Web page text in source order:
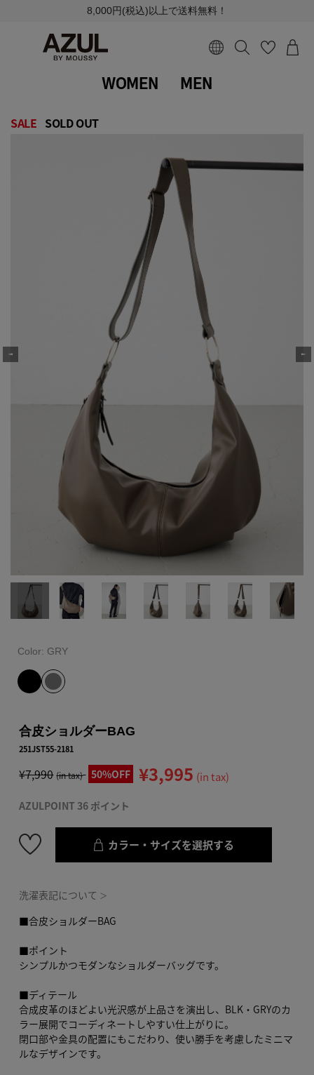
8,000円(税込)以上で送料無料！
WOMEN MEN
SALE SOLD OUT
Color: GRY
合皮ショルダーBAG
251JST55-2181
¥7,990 (in tax) 50%OFF ¥3,995 (in tax)
AZULPOINT 36 ポイント
カラー・サイズを選択する
洗濯表記について ＞
■合皮ショルダーBAG
■ポイント
シンプルかつモダンなショルダーバッグです。
■ディテール
合成皮革のほどよい光沢感が上品さを演出し、BLK・GRYのカ
ラー展開でコーディネートしやすい仕上がりに。
閉口部や金具の配置にもこだわり、使い勝手を考慮したミニマ
ルなデザインです。